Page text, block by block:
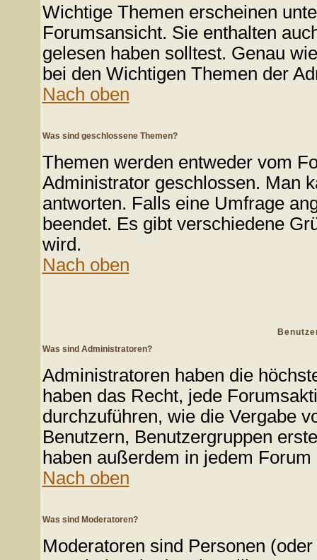
Wichtige Themen erscheinen
Forumsansicht. Sie enthalten
gelesen haben solltest. Genau
bei den Wichtigen Themen der
Nach oben
Was sind geschlossene Themen?
Themen werden entweder vom
Administrator geschlossen. Man
antworten. Falls eine Umfrage
beendet. Es gibt verschiedene
wird.
Nach oben
Was sind Administratoren?
Administratoren haben die
haben das Recht, jede
durchzuführen, wie die Vergabe
Benutzern, Benutzergruppen
haben außerdem in jedem
Nach oben
Was sind Moderatoren?
Moderatoren sind Personen